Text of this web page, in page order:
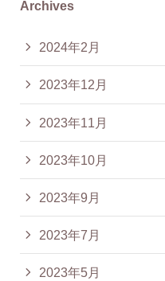
Archives
2024年2月
2023年12月
2023年11月
2023年10月
2023年9月
2023年7月
2023年5月